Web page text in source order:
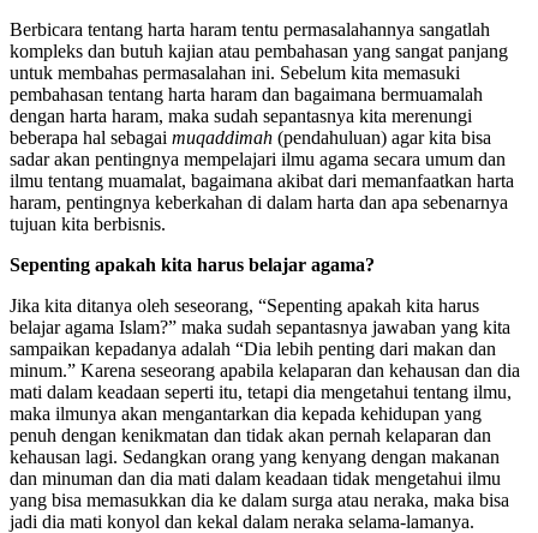
Berbicara tentang harta haram tentu permasalahannya sangatlah
kompleks dan butuh kajian atau pembahasan yang sangat panjang
untuk membahas permasalahan ini. Sebelum kita memasuki
pembahasan tentang harta haram dan bagaimana bermuamalah
dengan harta haram, maka sudah sepantasnya kita merenungi
beberapa hal sebagaimuqaddimah(pendahuluan) agar kita bisa
sadar akan pentingnya mempelajari ilmu agama secara umum dan
ilmu tentang muamalat, bagaimana akibat dari memanfaatkan harta
haram, pentingnya keberkahan di dalam harta dan apa sebenarnya
Jika kita ditanya oleh seseorang, “Sepenting apakah kita harus
belajar agama Islam?” maka sudah sepantasnya jawaban yang kita
sampaikan kepadanya adalah “Dia lebih penting dari makan dan
minum.” Karena seseorang apabila kelaparan dan kehausan dan dia
mati dalam keadaan seperti itu, tetapi dia mengetahui tentang ilmu,
maka ilmunya akan mengantarkan dia kepada kehidupan yang
penuh dengan kenikmatan dan tidak akan pernah kelaparan dan
kehausan lagi. Sedangkan orang yang kenyang dengan makanan
dan minuman dan dia mati dalam keadaan tidak mengetahui ilmu
yang bisa memasukkan dia ke dalam surga atau neraka, maka bisa